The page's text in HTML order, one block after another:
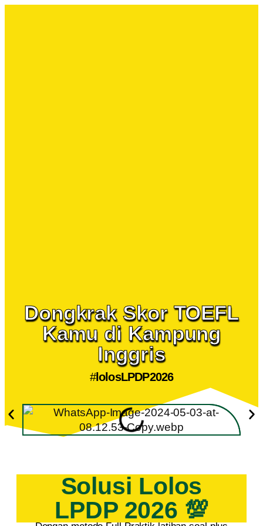
Dongkrak Skor TOEFL
Kamu di Kampung
Inggris
#lolosLPDP2026
Solusi Lolos
LPDP 2026 💯